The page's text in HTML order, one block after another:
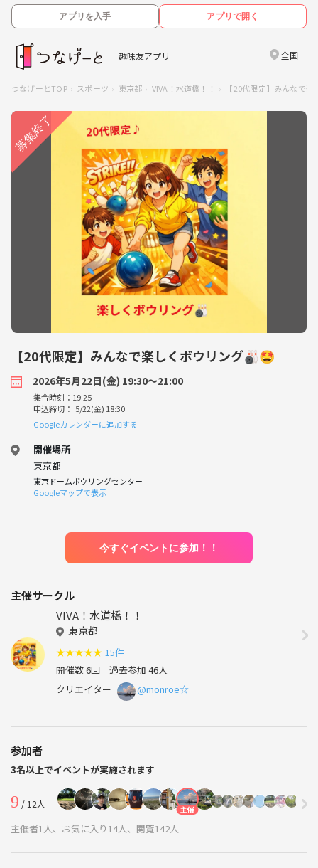
アプリを入手 アプリで開く
趣味友アプリ 全国
つなげーとTOP スポーツ 東京都 VIVA！水道橋！！ 【20代限定】みんなで
【20代限定】みんなで楽しくボウリング🎳🤩
2026年5月22日(金) 19:30〜21:00
集合時刻：19:25
申込締切： 5/22(金) 18:30
Googleカレンダーに追加する
開催場所
東京都
東京ドームボウリングセンター
Googleマップで表示
今すぐイベントに参加！！
主催サークル
VIVA！水道橋！！
東京都
★★★★★ 15件
開催数 6回 過去参加 46人
クリエイター
@monroe☆
参加者
3名以上でイベントが実施されます
9 / 12人 主催
主催者1人、お気に入り14人、閲覧142人